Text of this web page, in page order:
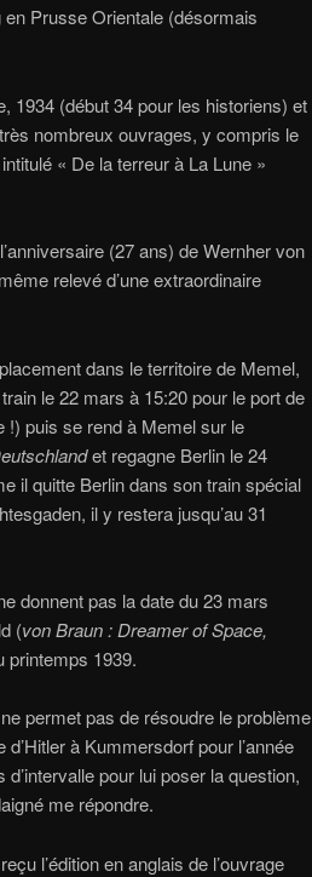
Prusse Orientale (désormais
1934 (début 34 pour les historiens) et
nombreux ouvrages, y compris le
« De la terreur à La Lune »
(27 ans) de Wernher von
relevé d’une extraordinaire
dans le territoire de Memel,
le 22 mars à 15:20 pour le port de
!) puis se rend à Memel sur le
et regagne Berlin le 24
il quitte Berlin dans son train spécial
il y restera jusqu’au 31
donnent pas la date du 23 mars
(von Braun : Dreamer of Space,
printemps 1939.
permet pas de résoudre le problème
à Kummersdorf pour l’année
pour lui poser la question,
me répondre.
l’édition en anglais de l’ouvrage